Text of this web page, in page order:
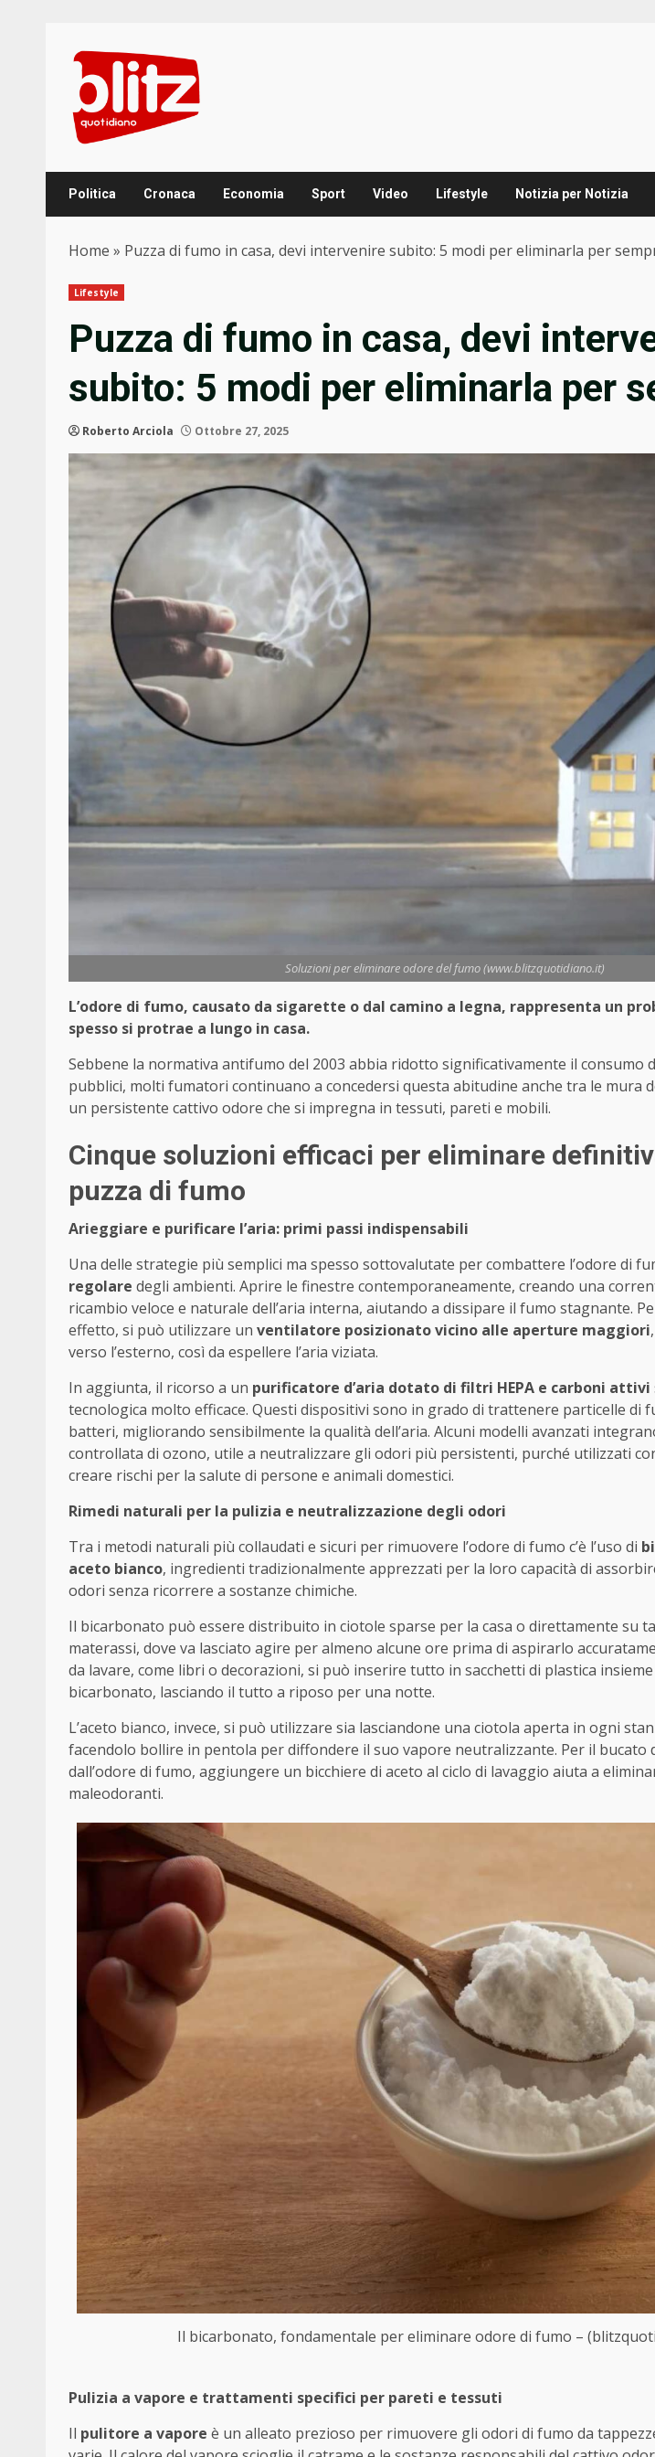
content
Politica Cronaca Economia Sport Video Lifestyle Notizia per Notizia
Home » Puzza di fumo in casa, devi intervenire subito: 5 modi per eliminarla per
Lifestyle
Puzza di fumo in casa, devi
subito: 5 modi per eliminarla per
Roberto Arciola Ottobre 27, 2025
Soluzioni per eliminare odore del fumo (www.blitzquotidiano.it)
L’odore di fumo, causato da sigarette o dal camino a legna, rappresenta un
spesso si protrae a lungo in casa.
Sebbene la normativa antifumo del 2003 abbia ridotto significativamente il consumo
pubblici, molti fumatori continuano a concedersi questa abitudine anche tra le mura
un persistente cattivo odore che si impregna in tessuti, pareti e mobili.
Cinque soluzioni efficaci per eliminare
puzza di fumo
Arieggiare e purificare l’aria: primi passi indispensabili
Una delle strategie più semplici ma spesso sottovalutate per combattere l’odore di
regolare degli ambienti. Aprire le finestre contemporaneamente, creando una
ricambio veloce e naturale dell’aria interna, aiutando a dissipare il fumo stagnante.
effetto, si può utilizzare un ventilatore posizionato vicino alle aperture maggiori
verso l’esterno, così da espellere l’aria viziata.
In aggiunta, il ricorso a un purificatore d’aria dotato di filtri HEPA e carboni attivi
tecnologica molto efficace. Questi dispositivi sono in grado di trattenere particelle di
batteri, migliorando sensibilmente la qualità dell’aria. Alcuni modelli avanzati
controllata di ozono, utile a neutralizzare gli odori più persistenti, purché utilizzati
creare rischi per la salute di persone e animali domestici.
Rimedi naturali per la pulizia e neutralizzazione degli odori
Tra i metodi naturali più collaudati e sicuri per rimuovere l’odore di fumo c’è l’uso di
aceto bianco, ingredienti tradizionalmente apprezzati per la loro capacità di
odori senza ricorrere a sostanze chimiche.
Il bicarbonato può essere distribuito in ciotole sparse per la casa o direttamente su
materassi, dove va lasciato agire per almeno alcune ore prima di aspirarlo
da lavare, come libri o decorazioni, si può inserire tutto in sacchetti di plastica
bicarbonato, lasciando il tutto a riposo per una notte.
L’aceto bianco, invece, si può utilizzare sia lasciandone una ciotola aperta in ogni
facendolo bollire in pentola per diffondere il suo vapore neutralizzante. Per il bucato
dall’odore di fumo, aggiungere un bicchiere di aceto al ciclo di lavaggio aiuta a
maleodoranti.
Il bicarbonato, fondamentale per eliminare odore di fumo –
Pulizia a vapore e trattamenti specifici per pareti e tessuti
Il pulitore a vapore è un alleato prezioso per rimuovere gli odori di fumo da